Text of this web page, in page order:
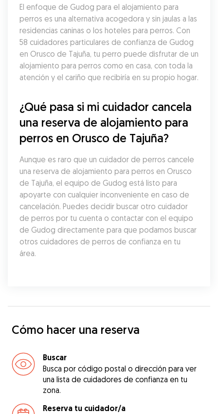
El enfoque de Gudog para el alojamiento para
perros es una alternativa acogedora y sin jaulas a las
residencias caninas o los hoteles para perros. Con
58 cuidadores particulares de confianza de Gudog
en Orusco de Tajuña, tu perro puede disfrutar de un
alojamiento para perros como en casa, con toda la
atención y el cariño que recibiría en su propio hogar.
¿Qué pasa si mi cuidador cancela
una reserva de alojamiento para
perros en Orusco de Tajuña?
Aunque es raro que un cuidador de perros cancele
una reserva de alojamiento para perros en Orusco
de Tajuña, el equipo de Gudog está listo para
apoyarte con cualquier inconveniente en caso de
cancelación. Puedes decidir buscar otro cuidador
de perros por tu cuenta o contactar con el equipo
de Gudog directamente para que podamos buscar
otros cuidadores de perros de confianza en tu
área.
Cómo hacer una reserva
Buscar
Busca por código postal o dirección para ver
una lista de cuidadores de confianza en tu
zona.
Reserva tu cuidador/a